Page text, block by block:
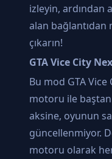
izleyin, ardından
alan
çıkarın!
GTA Vice City
Bu mod GTA Vice
motoru ile baştan
aksine, oyunun
güncellenmiyor.
motoru olarak